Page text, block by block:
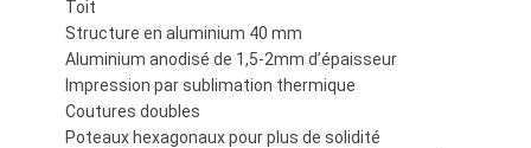
Toit
Structure en aluminium 40 mm
Aluminium anodisé de 1,5-2mm d’épaisseur
Impression par sublimation thermique
Coutures doubles
Poteaux hexagonaux pour plus de solidité